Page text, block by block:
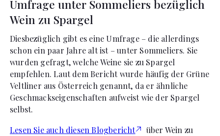
Umfrage unter Sommeliers bezüglich
Wein zu Spargel
Diesbezüglich gibt es eine Umfrage – die allerdings
schon ein paar Jahre alt ist – unter Sommeliers. Sie
wurden gefragt, welche Weine sie zu Spargel
empfehlen. Laut dem Bericht wurde häufig der Grüne
Veltliner aus Österreich genannt, da er ähnliche
Geschmackseigenschaften aufweist wie der Spargel
selbst.
Lesen Sie auch diesen Blogbericht
über Wein zu